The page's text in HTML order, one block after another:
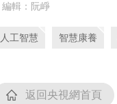
編輯：阮崢
人工智慧 智慧康養
返回央視網首頁